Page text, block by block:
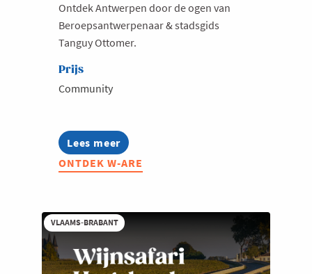
Ontdek Antwerpen door de ogen van
Beroepsantwerpenaar & stadsgids
Tanguy Ottomer.
Prijs
Community
Lees meer
about
W-
ARE
Tanguy
Ottomer
ONTDEK W-ARE
VLAAMS-BRABANT